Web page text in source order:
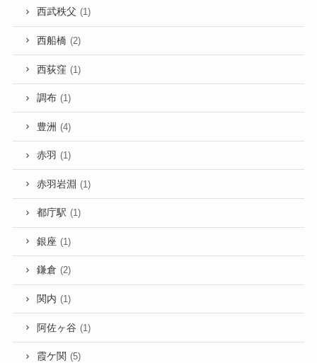
西武秩父 (1)
西船橋 (2)
西荻窪 (1)
調布 (1)
豊洲 (4)
赤羽 (1)
赤羽岩淵 (1)
都庁駅 (1)
銀座 (1)
鎌倉 (2)
関内 (1)
阿佐ヶ谷 (1)
霞ケ関 (5)